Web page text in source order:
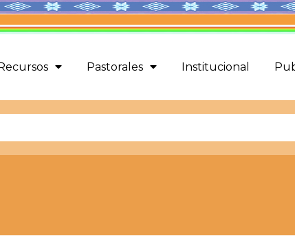
Recursos Pastorales Institucional